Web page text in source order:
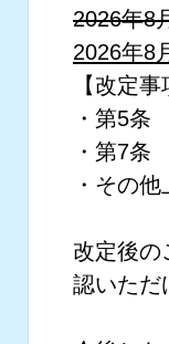
2026年8
2026年8
【改定事
・第5条
・第7条
・その
改定後の
認いただ